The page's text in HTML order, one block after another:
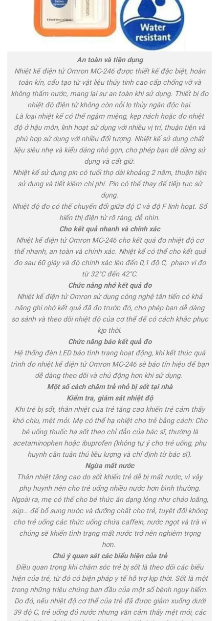
An toàn và tiện dụng
Nhiệt kế điện tử Omron MC-246 được thiết kế đặc biệt, hoàn
toàn kín, cấu tạo từ vật liệu thủy tinh cao cấp chống vỡ và
không thấm nước, mang lại sự an toàn khi sử dụng. Thiết bị đo
nhiệt độ điện tử không còn nỗi lo thủy ngân độc hại.
Là loại nhiệt kế có thể ngậm miệng, kẹp nách hoặc đo nhiệt
độ ở hậu môn, linh hoạt sử dụng với nhiều vị trí, thuận tiện và
phù hợp sử dụng với nhiều đối tượng. Nhiệt kế sử dụng chất
liệu siêu nhẹ và kiểu dáng nhỏ gọn, cho phép bạn dễ dàng sử
dụng và cất giữ.
Nhiệt kế sử dụng pin có tuổi thọ dài khoảng 2 năm, thuận tiện
sử dụng và tiết kiệm chi phí. Pin có thể thay để tiếp tục sử
dụng.
Nhiệt độ đo có thể chuyển đổi giữa độ C và độ F linh hoạt. Số
hiển thị điện tử rõ ràng, dễ nhìn.
Cho kết quả nhanh và chính xác
Nhiệt kế điện tử Omron MC-246 cho kết quả đo nhiệt độ cơ
thể nhanh, an toàn và chính xác. Nhiệt kế có thể cho kết quả
đo sau 60 giây và độ chính xác lên đến 0,1 độ C, phạm vi đo
từ 32°C đến 42°C.
Chức năng nhớ kết quả đo
Nhiệt kế điện tử Omron sử dụng công nghệ tân tiến có khả
năng ghi nhớ kết quả đã đo trước đó, cho phép bạn dễ dàng
so sánh và theo dõi nhiệt độ của cơ thể để có cách khắc phục
kịp thời.
Chức năng báo kết quả đo
Hệ thống đèn LED báo tình trạng hoạt động, khi kết thúc quá
trình đo nhiệt kế điện tử Omron MC-246 sẽ báo tín hiệu để bạn
dễ dàng theo dõi và chủ động hơn khi sử dụng.
Một số cách chăm trẻ nhỏ bị sốt tại nhà
Kiểm tra, giám sát nhiệt độ
Khi trẻ bị sốt, thân nhiệt của trẻ tăng cao khiến trẻ cảm thấy
khó chịu, mệt mỏi. Mẹ có thể hạ nhiệt cho trẻ bằng cách: Cho
bé uống thuốc hạ sốt theo chỉ dẫn của bác sĩ, thường là
acetaminophen hoặc ibuprofen (không tự ý cho trẻ uống, phụ
huynh cần tuân thủ liều lượng và chỉ định từ bác sĩ).
Ngừa mất nước
Thân nhiệt tăng cao do sốt khiến trẻ dễ bị mất nước, vì vậy
phụ huynh nên cho trẻ uống nhiều nước hơn bình thường.
Ngoài ra, mẹ có thể cho bé thức ăn dạng lỏng như cháo loãng,
súp… để bổ sung nước và dưỡng chất cho trẻ, tuyệt đối không
cho trẻ uống các thức uống chứa caffein, nước ngọt và trà vì
chúng sẽ khiến tình trạng mất nước trở nên nghiêm trọng
hơn.
Chú ý quan sát các biểu hiện của trẻ
Điều quan trọng khi chăm sóc trẻ bị sốt là theo dõi các biểu
hiện của trẻ, từ đó có biện pháp y tế hỗ trợ kịp thời. Sốt là một
trong những triệu chứng ban đầu của một số bệnh nguy hiểm.
Do đó, nếu nhiệt độ cơ thể của trẻ đã được giảm xuống dưới
39 độ C, trẻ uống đủ nước nhưng vẫn cảm thấy mệt mỏi, các